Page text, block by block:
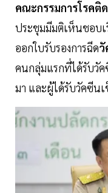
คณะกรรมการโรคติ
ประชุมมีมติเห็นชอบเ
ออกใบรับรองการฉีด
คนกลุ่มแรกที่ได้รับวั
มา และผู้ได้รับวัคซีน